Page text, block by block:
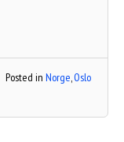
Posted in Norge,Oslo